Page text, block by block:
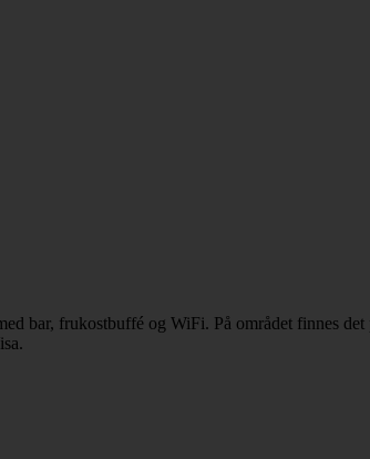
bar, frukostbuffé og WiFi. På området finnes